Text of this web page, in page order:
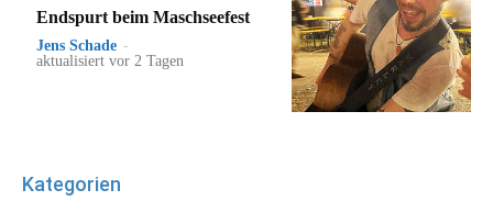
Endspurt beim Maschseefest
Jens Schade -
aktualisiert vor 2 Tagen
Kategorien